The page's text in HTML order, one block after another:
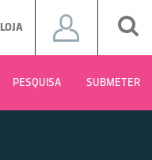
LOJA
PESQUISA SUBMETER